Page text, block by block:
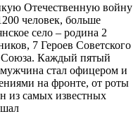
Отечественную войну
человек, больше
село – родина 2
7 Героев Советского
Союза. Каждый пятый
стал офицером и
на фронте, от роты
из самых известных